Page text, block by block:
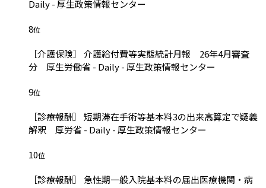
Daily - 厚生政策情報センター
8位
［介護保険］ 介護給付費等実態統計月報 26年4月審査
分 厚生労働省 - Daily - 厚生政策情報センター
9位
［診療報酬］ 短期滞在手術等基本料3の出来高算定で疑義
解釈 厚労省 - Daily - 厚生政策情報センター
10位
［診療報酬］ 急性期一般入院基本料の届出医療機関・病